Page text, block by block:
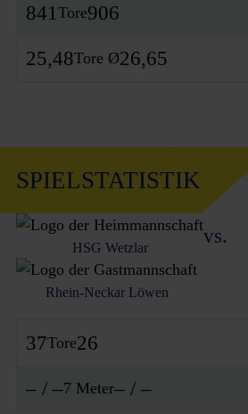
841Tore906
25,48Tore Ø26,65
SPIELSTATISTIK
HSG Wetzlar
vs.
Rhein-Neckar Löwen
37Tore26
– / –7 Meter– / –